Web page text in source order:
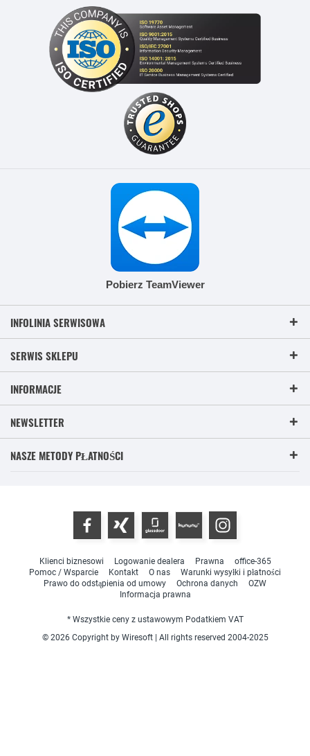
Pobierz TeamViewer
INFOLINIA SERWISOWA
SERWIS SKLEPU
INFORMACJE
NEWSLETTER
NASZE METODY PŁATNOŚCI
Klienci biznesowi Logowanie dealera Prawna
office-365
Pomoc / Wsparcie
Kontakt O nas
Warunki wysyłki i płatności
Prawo do odstąpienia od umowy
Ochrona danych
OZW
Informacja prawna
* Wszystkie ceny z ustawowym Podatkiem VAT
© 2026 Copyright by Wiresoft | All rights reserved 2004-2025